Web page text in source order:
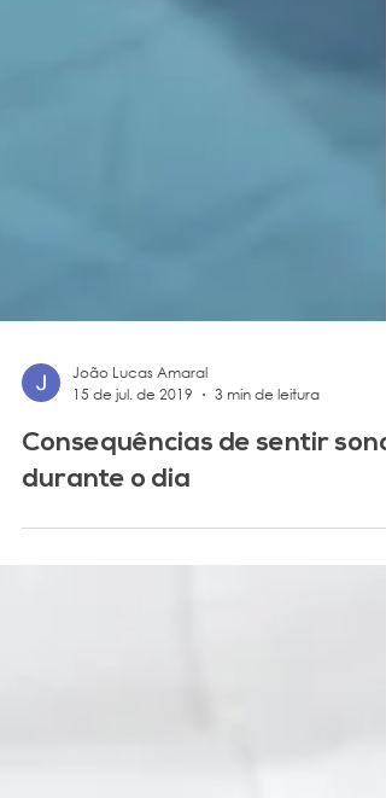
João Lucas Amaral
15 de jul. de 2019
3 min de leitura
Consequências de sentir sono